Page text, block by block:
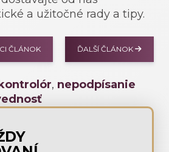
a užitočné rady a tipy.
ĎALŠÍ ČLÁNOK
ČLÁNOK
, nepodpísanie